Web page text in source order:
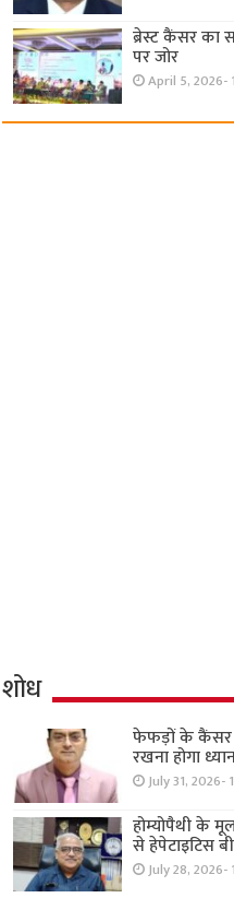
ब्रेस्ट कैंसर का
पर जोर
April 5, 2026-
शोध
फेफड़ों के कैंसर
रखना होगा
July 31, 2026-
होम्योपैथी के
से हेपेटाइटिस
July 28, 2026-